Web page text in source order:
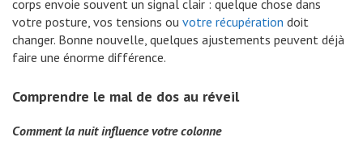
corps envoie souvent un signal clair : quelque chose dans
votre posture, vos tensions ou votre récupération doit
changer. Bonne nouvelle, quelques ajustements peuvent déjà
faire une énorme différence.
Comprendre le mal de dos au réveil
Comment la nuit influence votre colonne